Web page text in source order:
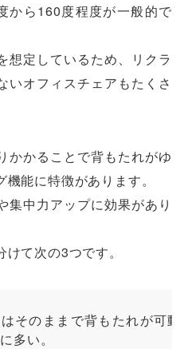
から160度程度が一般的で
想定しているため、リクラ
いオフィスチェアもたくさ
かかることで背もたれがゆ
能に特徴があります。
集中力アップに効果があり
て次の3つです。
そのままで背もたれが可動
多い。